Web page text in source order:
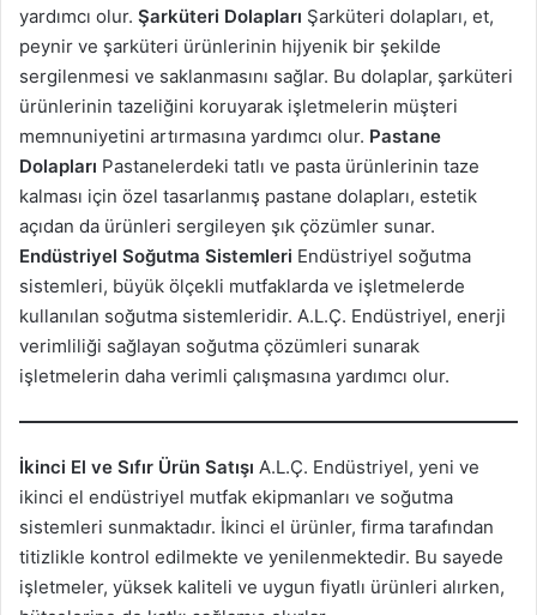
yardımcı olur. Şarküteri Dolapları Şarküteri dolapları, et,
peynir ve şarküteri ürünlerinin hijyenik bir şekilde
sergilenmesi ve saklanmasını sağlar. Bu dolaplar, şarküteri
ürünlerinin tazeliğini koruyarak işletmelerin müşteri
memnuniyetini artırmasına yardımcı olur. Pastane
Dolapları Pastanelerdeki tatlı ve pasta ürünlerinin taze
kalması için özel tasarlanmış pastane dolapları, estetik
açıdan da ürünleri sergileyen şık çözümler sunar.
Endüstriyel Soğutma Sistemleri Endüstriyel soğutma
sistemleri, büyük ölçekli mutfaklarda ve işletmelerde
kullanılan soğutma sistemleridir. A.L.Ç. Endüstriyel, enerji
verimliliği sağlayan soğutma çözümleri sunarak
işletmelerin daha verimli çalışmasına yardımcı olur.
İkinci El ve Sıfır Ürün Satışı A.L.Ç. Endüstriyel, yeni ve
ikinci el endüstriyel mutfak ekipmanları ve soğutma
sistemleri sunmaktadır. İkinci el ürünler, firma tarafından
titizlikle kontrol edilmekte ve yenilenmektedir. Bu sayede
işletmeler, yüksek kaliteli ve uygun fiyatlı ürünleri alırken,